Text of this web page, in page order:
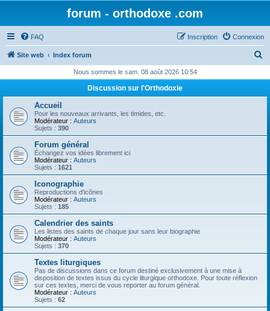
forum - orthodoxe .com
FAQ Connexion
Inscription
Site web Index forum
h
Nous sommes le sam. 08 août 2026 10:54
Discussion sur l'Orthodoxie
Accueil
Pour les nouveaux arrivants, les timides, etc.
Modérateur : Auteurs
Sujets : 390
Forum général
Échangez vos idées librement ici
Modérateur : Auteurs
Sujets : 1621
Iconographie
Reproductions d'icônes
Modérateur : Auteurs
Sujets : 185
Calendrier des saints
Les listes des saints de chaque jour sans leur biographie
Modérateur : Auteurs
Sujets : 370
Textes liturgiques
Pas de discussions dans ce forum destiné exclusivement à une mise à
disposition de textes issus du cycle liturgique orthodoxe. Pour toute réflexion
sur ces textes, merci de vous reporter au forum général.
Modérateur : Auteurs
Sujets : 62